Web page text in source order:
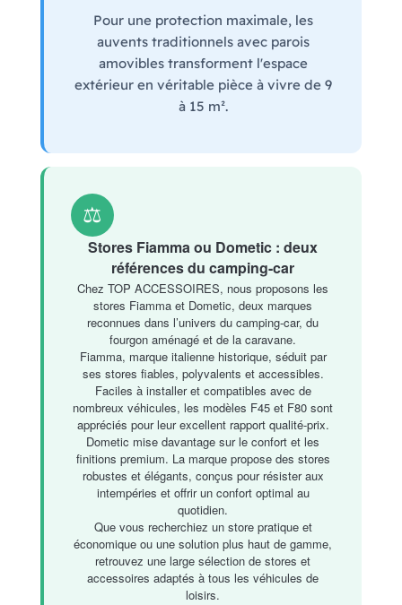
Pour une protection maximale, les
auvents traditionnels avec parois
amovibles transforment l'espace
extérieur en véritable pièce à vivre de 9
à 15 m².
⚖️
Stores Fiamma ou Dometic : deux
références du camping-car
Chez TOP ACCESSOIRES, nous proposons les
stores Fiamma et Dometic, deux marques
reconnues dans l’univers du camping-car, du
fourgon aménagé et de la caravane.
Fiamma, marque italienne historique, séduit par
ses stores fiables, polyvalents et accessibles.
Faciles à installer et compatibles avec de
nombreux véhicules, les modèles F45 et F80 sont
appréciés pour leur excellent rapport qualité-prix.
Dometic mise davantage sur le confort et les
finitions premium. La marque propose des stores
robustes et élégants, conçus pour résister aux
intempéries et offrir un confort optimal au
quotidien.
Que vous recherchiez un store pratique et
économique ou une solution plus haut de gamme,
retrouvez une large sélection de stores et
accessoires adaptés à tous les véhicules de
loisirs.